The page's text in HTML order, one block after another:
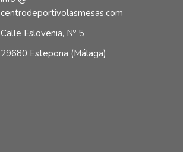
centrodeportivolasmesas.com
Calle Eslovenia, Nº 5
29680 Estepona (Málaga)